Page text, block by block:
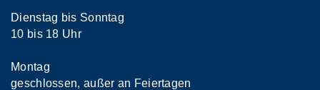
Dienstag bis Sonntag
10 bis 18 Uhr
Montag
geschlossen, außer an Feiertagen